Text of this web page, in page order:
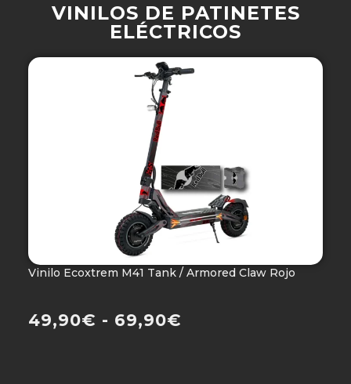
VINILOS DE PATINETES
ELÉCTRICOS
Vinilo Ecoxtrem M41 Tank / Armored Claw Rojo
49,90€ - 69,90€